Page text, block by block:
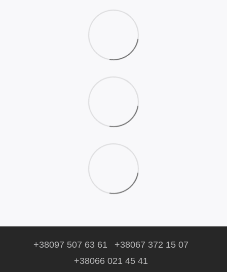
+38097 507 63 61
+38067 372 15 07
+38066 021 45 41